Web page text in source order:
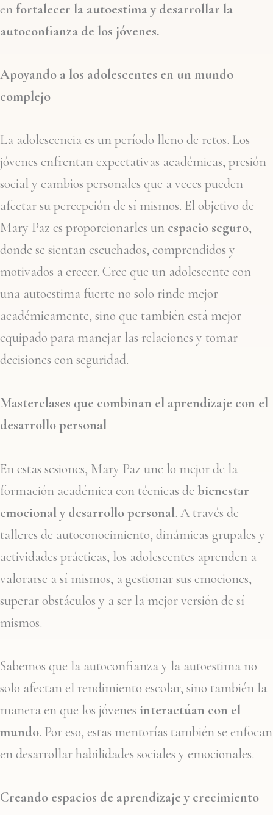
en fortalecer la autoestima y desarrollar la
autoconfianza de los jóvenes.
Apoyando a los adolescentes en un mundo
complejo
La adolescencia es un período lleno de retos. Los
jóvenes enfrentan expectativas académicas, presión
social y cambios personales que a veces pueden
afectar su percepción de sí mismos. El objetivo de
Mary Paz es proporcionarles un espacio seguro,
donde se sientan escuchados, comprendidos y
motivados a crecer. Cree que un adolescente con
una autoestima fuerte no solo rinde mejor
académicamente, sino que también está mejor
equipado para manejar las relaciones y tomar
decisiones con seguridad.
Masterclases que combinan el aprendizaje con el
desarrollo personal
En estas sesiones, Mary Paz une lo mejor de la
formación académica con técnicas de bienestar
emocional y desarrollo personal. A través de
talleres de autoconocimiento, dinámicas grupales y
actividades prácticas, los adolescentes aprenden a
valorarse a sí mismos, a gestionar sus emociones,
superar obstáculos y a ser la mejor versión de sí
mismos.
Sabemos que la autoconfianza y la autoestima no
solo afectan el rendimiento escolar, sino también la
manera en que los jóvenes interactúan con el
mundo. Por eso, estas mentorías también se enfocan
en desarrollar habilidades sociales y emocionales.
Creando espacios de aprendizaje y crecimiento